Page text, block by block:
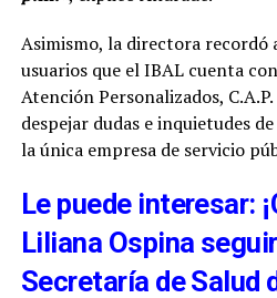
Asimismo, la directora recordó
usuarios que el IBAL cuenta
Atención Personalizados,
despejar dudas e inquietudes
la única empresa de servicio
Le puede interesar:
Liliana Ospina
Secretaría de Salud